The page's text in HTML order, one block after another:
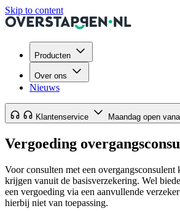
Skip to content
Producten
Over ons
Nieuws
Klantenservice Maandag open
Vergoeding
Voor consulten met een overgangsconsulent
krijgen vanuit de basisverzekering. Wel
een vergoeding via een aanvullende
hierbij niet van toepassing.